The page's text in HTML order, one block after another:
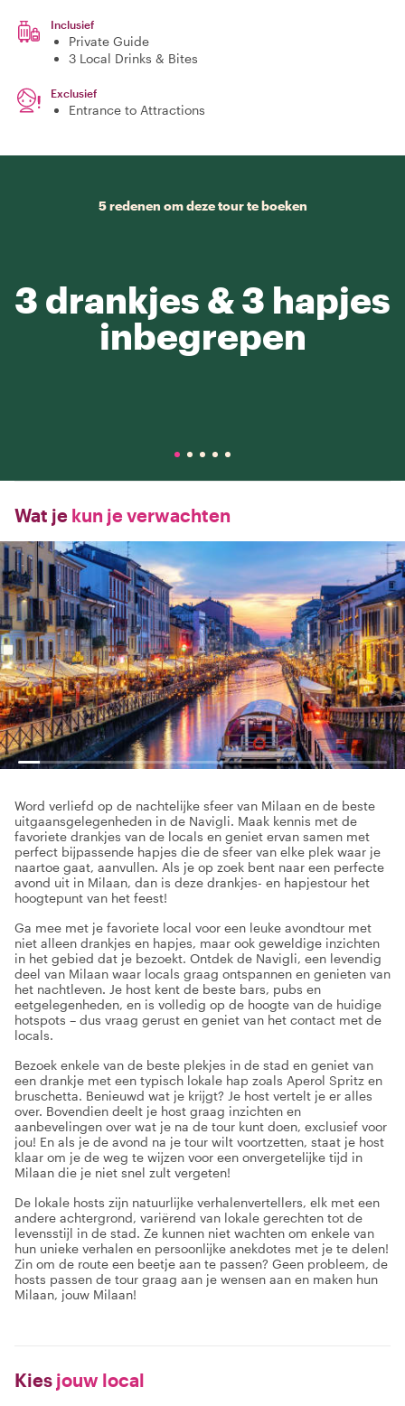
Inclusief
Private Guide
3 Local Drinks & Bites
Exclusief
Entrance to Attractions
5 redenen om deze tour te boeken
3 drankjes & 3 hapjes
inbegrepen
Wat je kun je verwachten
Word verliefd op de nachtelijke sfeer van Milaan en de beste
uitgaansgelegenheden in de Navigli. Maak kennis met de
favoriete drankjes van de locals en geniet ervan samen met
perfect bijpassende hapjes die de sfeer van elke plek waar je
naartoe gaat, aanvullen. Als je op zoek bent naar een perfecte
avond uit in Milaan, dan is deze drankjes- en hapjestour het
hoogtepunt van het feest!
Ga mee met je favoriete local voor een leuke avondtour met
niet alleen drankjes en hapjes, maar ook geweldige inzichten
in het gebied dat je bezoekt. Ontdek de Navigli, een levendig
deel van Milaan waar locals graag ontspannen en genieten van
het nachtleven. Je host kent de beste bars, pubs en
eetgelegenheden, en is volledig op de hoogte van de huidige
hotspots – dus vraag gerust en geniet van het contact met de
locals.
Bezoek enkele van de beste plekjes in de stad en geniet van
een drankje met een typisch lokale hap zoals Aperol Spritz en
bruschetta. Benieuwd wat je krijgt? Je host vertelt je er alles
over. Bovendien deelt je host graag inzichten en
aanbevelingen over wat je na de tour kunt doen, exclusief voor
jou! En als je de avond na je tour wilt voortzetten, staat je host
klaar om je de weg te wijzen voor een onvergetelijke tijd in
Milaan die je niet snel zult vergeten!
De lokale hosts zijn natuurlijke verhalenvertellers, elk met een
andere achtergrond, variërend van lokale gerechten tot de
levensstijl in de stad. Ze kunnen niet wachten om enkele van
hun unieke verhalen en persoonlijke anekdotes met je te delen!
Zin om de route een beetje aan te passen? Geen probleem, de
hosts passen de tour graag aan je wensen aan en maken hun
Milaan, jouw Milaan!
Kies jouw local